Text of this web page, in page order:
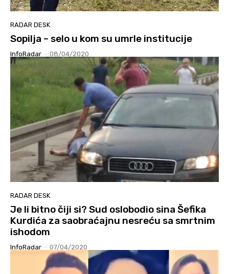
RADAR DESK
Sopilja – selo u kom su umrle institucije
InfoRadar - 08/04/2020
RADAR DESK
Je li bitno čiji si? Sud oslobodio sina Šefika
Kurdića za saobraćajnu nesreću sa smrtnim
ishodom
InfoRadar - 07/04/2020